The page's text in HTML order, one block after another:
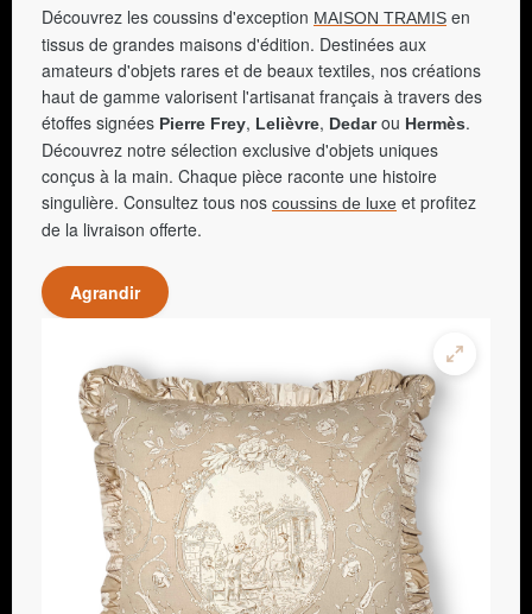
Découvrez les coussins d'exception MAISON TRAMIS en
tissus de grandes maisons d'édition. Destinées aux
amateurs d'objets rares et de beaux textiles, nos créations
haut de gamme valorisent l'artisanat français à travers des
étoffes signées Pierre Frey, Lelièvre, Dedarou Hermès.
Découvrez notre sélection exclusive d'objets uniques
conçus à la main. Chaque pièce raconte une histoire
singulière. Consultez tous nos coussins de luxe et profitez
de la livraison offerte.
Agrandir